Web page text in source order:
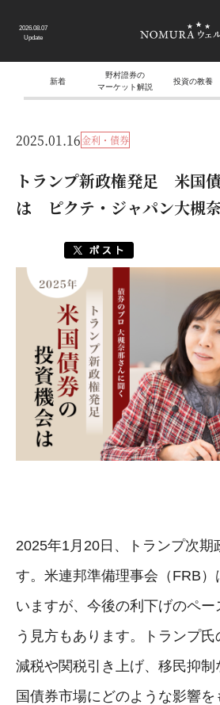
2026.08.07
Update
新着
野村證券の
マーケット解説
投資の教養
2025.01.16金利・債券
トランプ新政権発足 米国
は ピクテ・ジャパン大槻
2025年1月20日、トランプ次期
す。米連邦準備理事会（FRB）
いますが、今後の利下げのペ
う見方もあります。トランプ
減税や関税引き上げ、移民抑制
国債券市場にどのような影響を